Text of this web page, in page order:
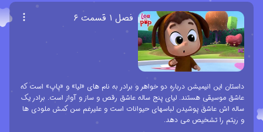
فصل ۱ قسمت ۶
داستان این انیمیشن درباره دو خواهر و برادر به نام های «لیا» و «پاپ» است که
عاشق موسیقی هستند. لیای پنج ساله عاشق رقص و ساز و آواز است. برادر یک
ساله اش عاشق پوشیدن لباسهای حیوانات است و علیرغم سن کمش ملودی ها
و ریتم را تشخیص می دهد.